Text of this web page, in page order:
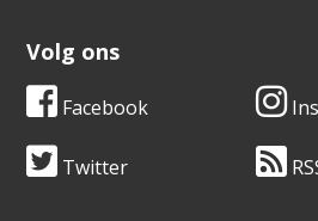
Volg ons
Facebook
Twitter